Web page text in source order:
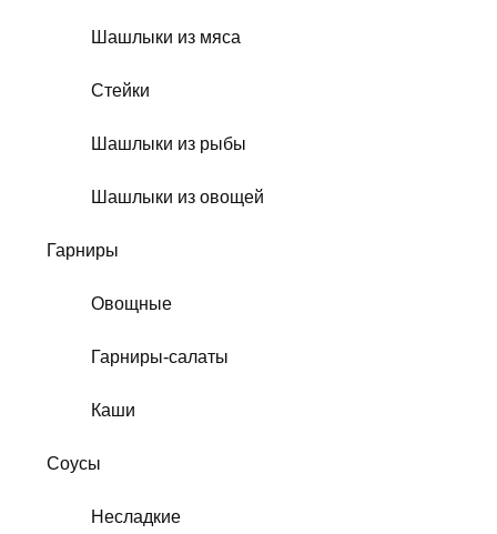
Шашлыки из мяса
Стейки
Шашлыки из рыбы
Шашлыки из овощей
Гарниры
Овощные
Гарниры-салаты
Каши
Соусы
Несладкие